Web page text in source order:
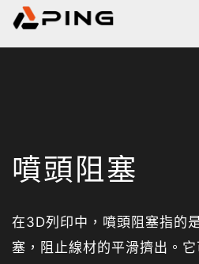
噴頭阻塞
在3D列印中，噴頭阻塞指的
塞，阻止線材的平滑擠出。